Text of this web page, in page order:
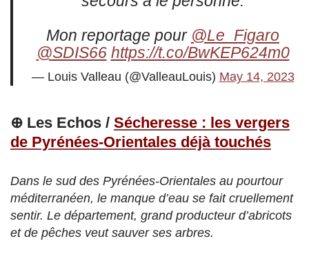
Mon reportage pour @Le_Figaro
@SDIS66 https://t.co/BwKEP624m0
— Louis Valleau (@ValleauLouis) May 14, 2023
⊕ Les Echos / Sécheresse : les vergers
de Pyrénées-Orientales déjà touchés
Dans le sud des Pyrénées-Orientales au pourtour
méditerranéen, le manque d’eau se fait cruellement
sentir. Le département, grand producteur d’abricots
et de pêches veut sauver ses arbres.